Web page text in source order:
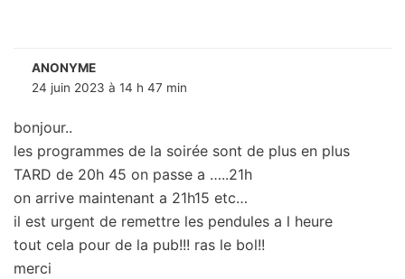
ANONYME
24 juin 2023 à 14 h 47 min
bonjour..
les programmes de la soirée sont de plus en plus
TARD de 20h 45 on passe a …..21h
on arrive maintenant a 21h15 etc…
il est urgent de remettre les pendules a l heure
tout cela pour de la pub!!! ras le bol!!
merci